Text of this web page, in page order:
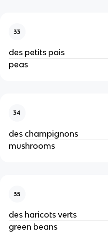
33
des petits pois
peas
34
des champignons
mushrooms
35
des haricots verts
green beans